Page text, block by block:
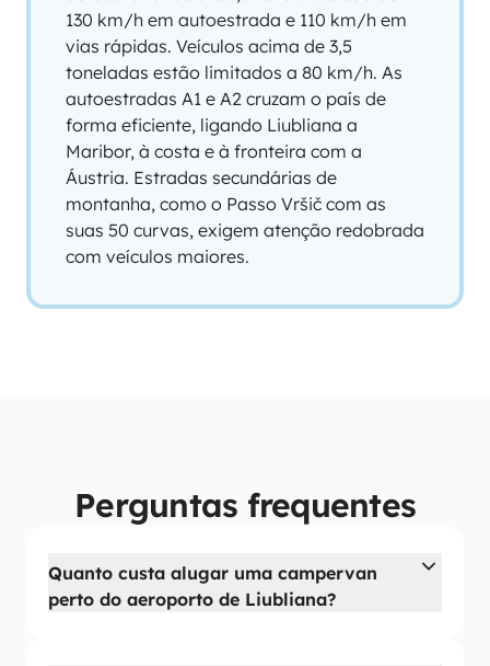
130 km/h em autoestrada e 110 km/h em
vias rápidas. Veículos acima de 3,5
toneladas estão limitados a 80 km/h. As
autoestradas A1 e A2 cruzam o país de
forma eficiente, ligando Liubliana a
Maribor, à costa e à fronteira com a
Áustria. Estradas secundárias de
montanha, como o Passo Vršič com as
suas 50 curvas, exigem atenção redobrada
com veículos maiores.
Perguntas frequentes
Quanto custa alugar uma campervan
perto do aeroporto de Liubliana?